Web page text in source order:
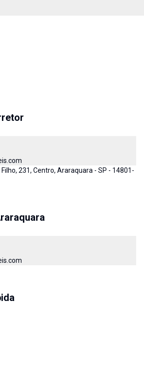
231, Centro, Araraquara - SP - 14801-